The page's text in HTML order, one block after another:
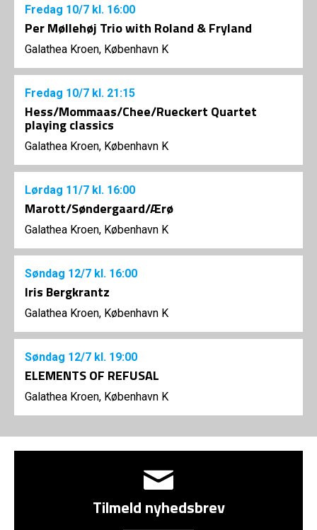
Fredag 10/7 kl. 16:00
Per Møllehøj Trio with Roland & Fryland
Galathea Kroen, København K
Fredag 10/7 kl. 21:15
Hess/Mommaas/Chee/Rueckert Quartet
playing classics
Galathea Kroen, København K
Lørdag 11/7 kl. 16:00
Marott/Søndergaard/Ærø
Galathea Kroen, København K
Søndag 12/7 kl. 16:00
Iris Bergkrantz
Galathea Kroen, København K
Søndag 12/7 kl. 19:00
ELEMENTS OF REFUSAL
Galathea Kroen, København K
Tilmeld nyhedsbrev